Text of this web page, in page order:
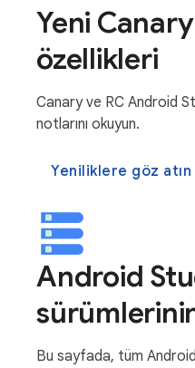
Yeni
özellikleri
Canary ve RC Android
notlarını okuyun.
Yeniliklere göz atın
Android
Bu sayfada, tüm